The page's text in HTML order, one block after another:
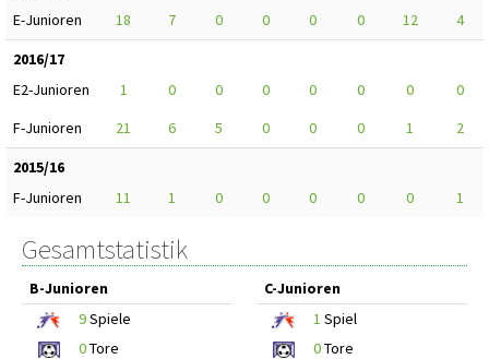
E-Junioren
18 7 0 0 0 0 12
4
2016/17
E2-Junioren
1 0 0 0 0 0 0
0
F-Junioren
21 6 5 0 0 0 1
2
2015/16
F-Junioren
11 1 0 0 0 0 0 1
Gesamtstatistik
B-Junioren
9Spiele
0Tore
C-Junioren
1 Spiel
0Tore